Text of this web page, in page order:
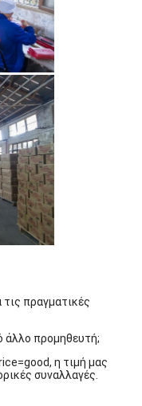
πραγματικές
άλλο προμηθευτή;
η τιμή μας
συναλλαγές.